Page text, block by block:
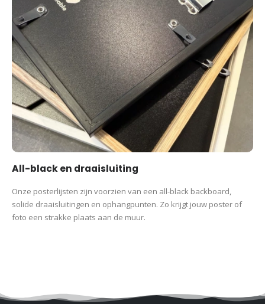
All-black en draaisluiting
Onze posterlijsten zijn voorzien van een all-black backboard,
solide draaisluitingen en ophangpunten. Zo krijgt jouw poster of
foto een strakke plaats aan de muur.